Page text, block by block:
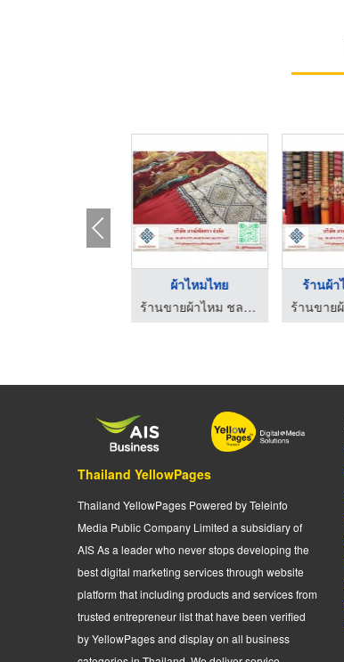
ร้านขายผ้าไหม ชลบุรี ภรณ์พัสตรา
Thailand YellowPages
Thailand YellowPages Powered by Teleinfo
Media Public Company Limited a subsidiary of
AIS As a leader who never stops developing the
best digital marketing services through website
platform that including products and services from
trusted entrepreneur list that have been verified
by YellowPages and display on all business